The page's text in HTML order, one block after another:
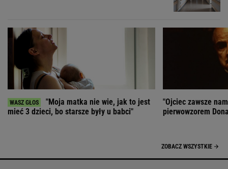
"Moja matka nie wie, jak to jest
mieć 3 dzieci, bo starsze były u babci"
"Ojciec zawsze
pierwowzorem
ZOBACZ WSZYSTKIE